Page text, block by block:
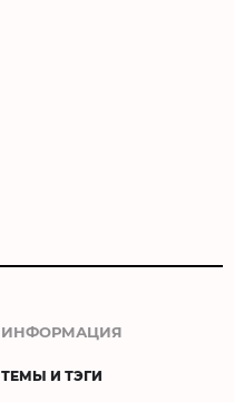
ИНФОРМАЦИЯ
ТЕМЫ И ТЭГИ